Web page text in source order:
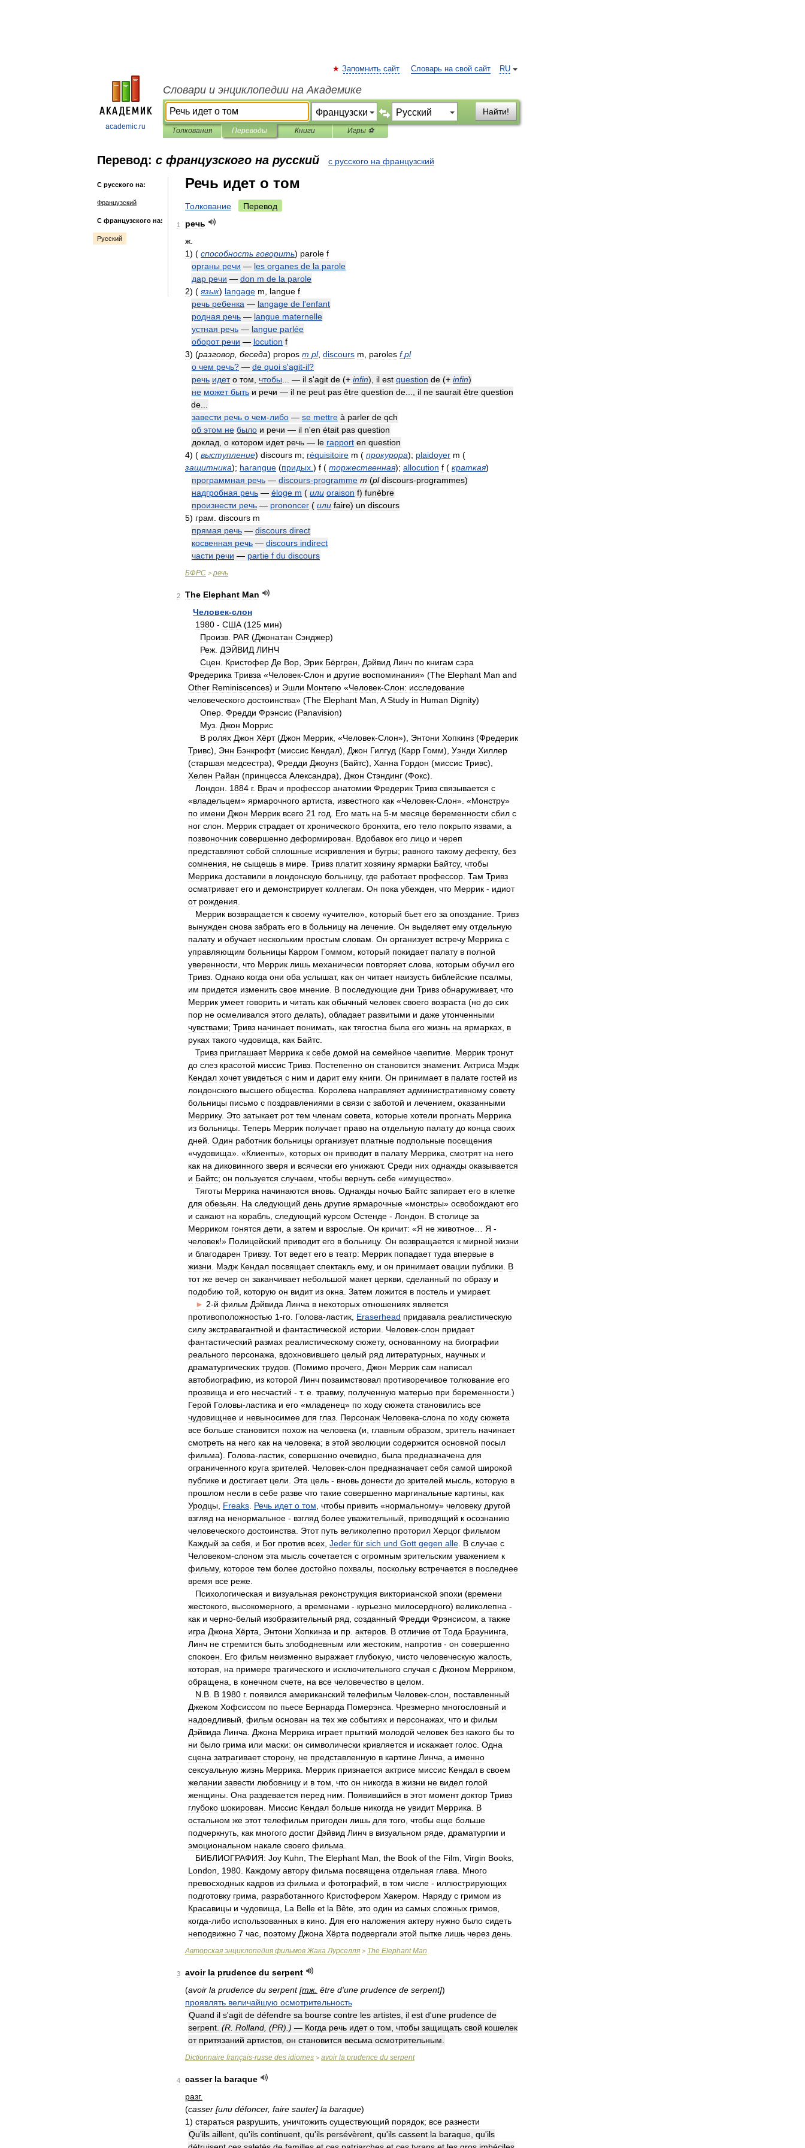
academic.ru
RU
Запомнить сайт Словарь на свой сайт
Словари и энциклопедии на Академике
Найти!
Толкования Переводы Книги Игры ⚽
Перевод: с французского на русский с русского на французский
С русского на:
Французский
С французского на:
Русский
Речь идет о том
Толкование Перевод
1
речь
ж
1) ( способность говорить) parole f
органы речи — les organes de la parole
дар речи — don m de la parole
2) ( язык) langage m langue f
речь ребенка — langage de l'enfant
родная речь — langue maternelle
устная речь — langue parlée
оборот речи — locution f
3) (разговор беседа) propos m pl, discours m paroles f pl
о чем речь? — de quoi s'agit-il?
речь идет о том чтобы ... — il s'agit de (+ infin) il est question de (+ infin)
не может быть и речи — il ne peut pas être question de il ne saurait être question
de
завести речь о чем-либо — se mettre à parler de qch
об этом не было и речи — il n'en était pas question
доклад о котором идет речь — le rapport en question
4) ( выступление) discours m; réquisitoire m ( прокурора); plaidoyer m (
защитника); harangue (придых ) f ( торжественная); allocution f ( краткая)
программная речь — discours-programme m (pl discours-programmes)
надгробная речь — éloge m ( или oraison f) funèbre
произнести речь — prononcer ( или faire) un discours
5) грам discours m
прямая речь — discours direct
косвенная речь — discours indirect
части речи — partie f du discours
БФРС > речь
2 The Elephant Man
Человек-слон
1980 - США (125 мин)
Произв PAR (Джонатан Сэнджер)
Реж ДЭЙВИД ЛИНЧ
Сцен
Кристофер Де Вор Эрик Бёргрен Дэйвид Линч по книгам сэра
Фредерика Тривза «Человек-Слон и другие воспоминания» (The Elephant Man and
Other Reminiscences) и Эшли Монтегю «Человек-Слон: исследование
человеческого достоинства» (The Elephant Man A Study in Human Dignity)
Опер Фредди Фрэнсис (Panavision)
Муз Джон Моррис
В ролях Джон Хёрт(Джон Меррик , «Человек-Слон»), Энтони Хопкинз (Фредерик
Тривс), Энн Бэнкрофт(миссис Кендал), Джон Гилгуд (Карр Гомм), Уэнди Хиллер
(старшая медсестра), Фредди Джоунз (Байтс), Ханна Гордон (миссис Тривс),
Хелен Райан (принцесса Александра), Джон Стэндинг (Фокс).
Лондон
1884 г. Врач и профессор анатомии Фредерик Тривз связывается с
«владельцем» ярмарочного артиста известного как «Человек-Слон». «Монстру»
по имени Джон Меррик всего 21 год Его мать на 5-м месяце беременности сбил с
ног слон Меррик страдает от хронического бронхита его тело покрыто язвами а
позвоночник совершенно деформирован Вдобавок его лицо и череп
представляют собой сплошные искривления и бугры; равного такому дефекту, без
сомнения
не сыщешь в мире Тривз платит хозяину ярмарки Байтсу, чтобы
Меррика доставили в лондонскую больницу, где работает профессор Там Тривз
осматривает его и демонстрирует коллегам Он пока убежден что Меррик - идиот
от рождения
Меррик возвращается к своему «учителю», который бьет его за опоздание Тривз
вынужден снова забрать его в больницу на лечение Он выделяет ему отдельную
палату и обучает нескольким простым словам Он организует встречу Меррика с
управляющим больницы Карром Гоммом который покидает палату в полной
уверенности что Меррик лишь механически повторяет слова которым обучил его
Тривз Однако когда они оба услышат, как он читает наизусть библейские псалмы
им придется изменить свое мнение В последующие дни Тривз обнаруживает, что
Меррик умеет говорить и читать как обычный человек своего возраста (но до сих
пор не осмеливался этого делать), обладает развитыми и даже утонченными
чувствами; Тривз начинает понимать как тягостна была его жизнь на ярмарках в
руках такого чудовища как Байтс
Тривз приглашает Меррика к себе домой на семейное чаепитие Меррик тронут
до слез красотой миссис Тривз Постепенно он становится знаменит. Актриса Мэдж
Кендал хочет увидеться с ним и дарит ему книги Он принимает в палате гостей из
лондонского высшего общества Королева направляет административному совету
больницы письмо с поздравлениями в связи с заботой и лечением оказанными
Меррику. Это затыкает рот тем членам совета которые хотели прогнать Меррика
из больницы Теперь Меррик получает право на отдельную палату до конца своих
дней Один работник больницы организует платные подпольные посещения
«чудовища». «Клиенты», которых он приводит в палату Меррика смотрят на него
как на диковинного зверя и всячески его унижают. Среди них однажды оказывается
и Байтс; он пользуется случаем чтобы вернуть себе «имущество».
Тяготы Меррика начинаются вновь Однажды ночью Байтс запирает его в клетке
для обезьян На следующий день другие ярмарочные «монстры» освобождают его
и сажают на корабль следующий курсом Остенде - Лондон В столице за
Мерриком гонятся дети а затем и взрослые Он кричит: «Я не животное Я -
человек!» Полицейский приводит его в больницу. Он возвращается к мирной жизни
и благодарен Тривзу. Тот ведет его в театр: Меррик попадает туда впервые в
жизни
Мэдж Кендал посвящает спектакль ему, и он принимает овации публики
В
тот же вечер он заканчивает небольшой макет церкви сделанный по образу и
подобию той которую он видит из окна Затем ложится в постель и умирает.
► 2-й фильм Дэйвида Линча в некоторых отношениях является
противоположностью 1-го Голова-ластик Eraserhead придавала реалистическую
силу экстравагантной и фантастической истории Человек-слон придает
фантастический размах реалистическому сюжету, основанному на биографии
реального персонажа вдохновившего целый ряд литературных научных и
драматургических трудов . (Помимо прочего Джон Меррик сам написал
автобиографию
из которой Линч позаимствовал противоречивое толкование его
прозвища и его несчастий - т. е травму, полученную матерью при беременности .)
Герой Головы-ластика и его «младенец» по ходу сюжета становились все
чудовищнее и невыносимее для глаз Персонаж Человека-слона по ходу сюжета
все больше становится похож на человека (и главным образом зритель начинает
смотреть на него как на человека; в этой эволюции содержится основной посыл
фильма). Голова-ластик совершенно очевидно была предназначена для
ограниченного круга зрителей Человек-слон предназначает себя самой широкой
публике и достигает цели Эта цель - вновь донести до зрителей мысль которую в
прошлом несли в себе разве что такие совершенно маргинальные картины как
Уродцы Freaks Речь идет о том чтобы привить «нормальному» человеку другой
взгляд на ненормальное - взгляд более уважительный приводящий к осознанию
человеческого достоинства Этот путь великолепно проторил Херцог фильмом
Каждый за себя и Бог против всех Jeder für sich und Gott gegen alle В случае с
Человеком-слоном эта мысль сочетается с огромным зрительским уважением к
фильму, которое тем более достойно похвалы поскольку встречается в последнее
время все реже
Психологическая и визуальная реконструкция викторианской эпохи (времени
жестокого высокомерного а временами - курьезно милосердного) великолепна -
как и черно-белый изобразительный ряд созданный Фредди Фрэнсисом а также
игра Джона Хёрта Энтони Хопкинза и пр актеров В отличие от Тода Браунинга
Линч не стремится быть злободневным или жестоким напротив - он совершенно
спокоен
Его фильм неизменно выражает глубокую чисто человеческую жалость
которая
на примере трагического и исключительного случая с Джоном Мерриком
обращена
в конечном счете на все человечество в целом
N В В 1980 г. появился американский телефильм Человек-слон
поставленный
Джеком Хофсиссом по пьесе Бернарда Померэнса Чрезмерно многословный и
надоедливый фильм основан на тех же событиях и персонажах что и фильм
Дэйвида Линча Джона Меррика играет прыткий молодой человек без какого бы то
ни было грима или маски: он символически кривляется и искажает голос Одна
сцена затрагивает сторону, не представленную в картине Линча а именно
сексуальную жизнь Меррика Меррик признается актрисе миссис Кендал в своем
желании завести любовницу и в том что он никогда в жизни не видел голой
женщины Она раздевается перед ним Появившийся в этот момент доктор Тривз
глубоко шокирован Миссис Кендал больше никогда не увидит Меррика
В
остальном же этот телефильм пригоден лишь для того чтобы еще больше
подчеркнуть как многого достиг Дэйвид Линч в визуальном ряде драматургии и
эмоциональном накале своего фильма
БИБЛИОГРАФИЯ: Joy Kuhn The Elephant Man the Book of the Film Virgin Books
London
1980 Каждому автору фильма посвящена отдельная глава
Много
превосходных кадров из фильма и фотографий в том числе - иллюстрирующих
подготовку грима разработанного Кристофером Хакером Наряду с гримом из
Красавицы и чудовища La Belle et la Bête это один из самых сложных гримов
когда-либо использованных в кино Для его наложения актеру нужно было сидеть
неподвижно 7 час поэтому Джона Хёрта подвергали этой пытке лишь через день
Авторская энциклопедия фильмов Жака Лурселля > The Elephant Man
3 avoir la prudence du serpent
(avoir la prudence du serpent[тж être d'une prudence de serpent])
проявлять величайшую осмотрительность
Quand il s'agit de défendre sa bourse contre les artistes il est d'une prudence de
serpent (R Rolland , (PR).) — Когда речь идет о том чтобы защищать свой кошелек
от притязаний артистов он становится весьма осмотрительным
Dictionnaire français-russe des idiomes > avoir la prudence du serpent
4 casser la baraque
разг.
(casser [или défoncer, faire sauter] la baraque)
1) стараться разрушить уничтожить существующий порядок; все разнести
Qu'ils aillent qu'ils continuent qu'ils persévèrent qu'ils cassent la baraque qu'ils